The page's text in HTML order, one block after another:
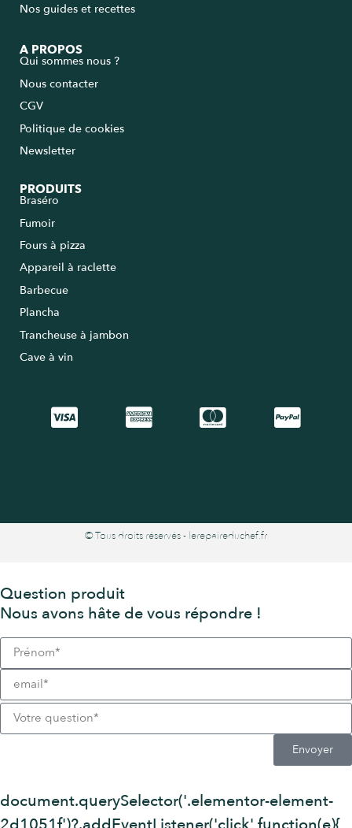
Nos guides et recettes
A PROPOS
Qui sommes nous ?
Nous contacter
CGV
Politique de cookies
Newsletter
PRODUITS
Braséro
Fumoir
Fours à pizza
Appareil à raclette
Barbecue
Plancha
Trancheuse à jambon
Cave à vin
© Tous droits réservés - lerepaireduchef.fr
Question produit
Nous avons hâte de vous répondre !
Envoyer
document.querySelector('.elementor-element-